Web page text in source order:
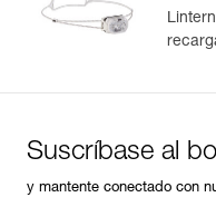
Suscríbase al
y mantente conectado con